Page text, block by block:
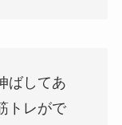
ばしてあ
トレがで